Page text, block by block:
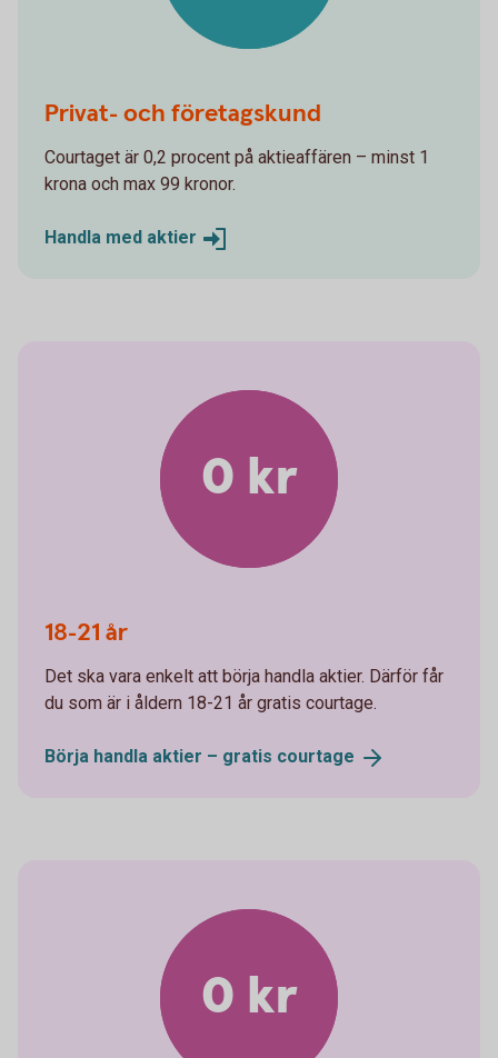
Privat- och företagskund
Courtaget är 0,2 procent på aktieaffären – minst 1
krona och max 99 kronor.
Handla med aktier
0 kr
18-21 år
Det ska vara enkelt att börja handla aktier. Därför får
du som är i åldern 18-21 år gratis courtage.
Börja handla aktier – gratis courtage
0 kr